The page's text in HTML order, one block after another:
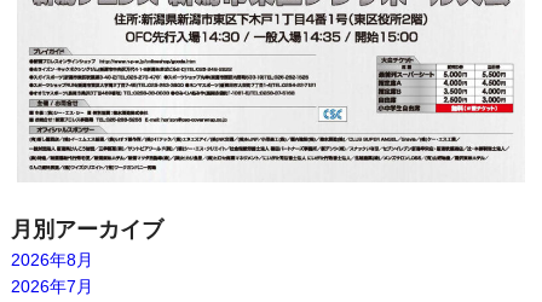
月別アーカイブ
2026年8月
2026年7月